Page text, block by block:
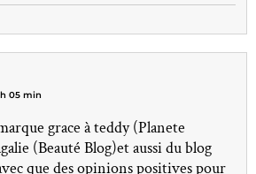
h 05 min
grace à teddy (Planete
(Beauté Blog)et aussi du blog
que des opinions positives pour